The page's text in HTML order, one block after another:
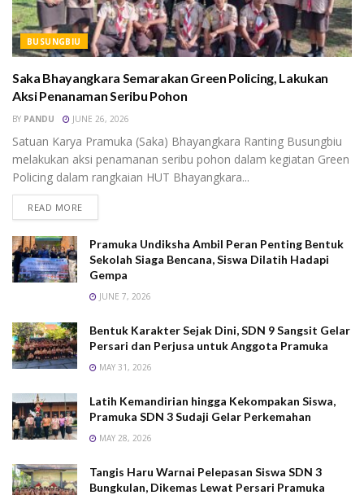
BUSUNGBIU
Saka Bhayangkara Semarakan Green Policing, Lakukan
Aksi Penanaman Seribu Pohon
BY PANDU JUNE 26, 2026
Satuan Karya Pramuka (Saka) Bhayangkara Ranting Busungbiu
melakukan aksi penamanan seribu pohon dalam kegiatan Green
Policing dalam rangkaian HUT Bhayangkara...
READ MORE
Pramuka Undiksha Ambil Peran Penting Bentuk
Sekolah Siaga Bencana, Siswa Dilatih Hadapi
Gempa
JUNE 7, 2026
Bentuk Karakter Sejak Dini, SDN 9 Sangsit Gelar
Persari dan Perjusa untuk Anggota Pramuka
MAY 31, 2026
Latih Kemandirian hingga Kekompakan Siswa,
Pramuka SDN 3 Sudaji Gelar Perkemahan
MAY 28, 2026
Tangis Haru Warnai Pelepasan Siswa SDN 3
Bungkulan, Dikemas Lewat Persari Pramuka